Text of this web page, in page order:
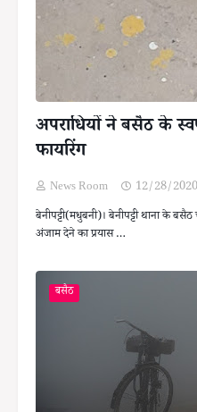
अपराधियों ने बसैठ के
फायरिंग
News Room
12/28/2020
बेनीपट्टी(मधुबनी)। बेनीपट्टी थाना के
अंजाम देने का प्रयास …
बसैठ